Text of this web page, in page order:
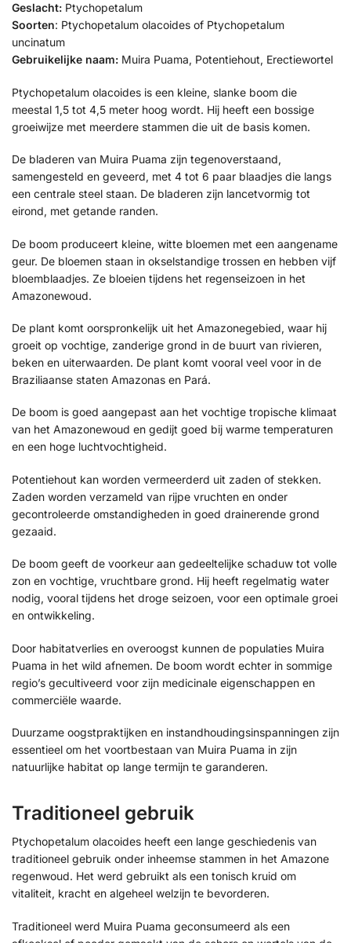
Geslacht: Ptychopetalum
Soorten: Ptychopetalum olacoides of Ptychopetalum
uncinatum
Gebruikelijke naam: Muira Puama, Potentiehout, Erectiewortel
Ptychopetalum olacoides is een kleine, slanke boom die
meestal 1,5 tot 4,5 meter hoog wordt. Hij heeft een bossige
groeiwijze met meerdere stammen die uit de basis komen.
De bladeren van Muira Puama zijn tegenoverstaand,
samengesteld en geveerd, met 4 tot 6 paar blaadjes die langs
een centrale steel staan. De bladeren zijn lancetvormig tot
eirond, met getande randen.
De boom produceert kleine, witte bloemen met een aangename
geur. De bloemen staan in okselstandige trossen en hebben vijf
bloemblaadjes. Ze bloeien tijdens het regenseizoen in het
Amazonewoud.
De plant komt oorspronkelijk uit het Amazonegebied, waar hij
groeit op vochtige, zanderige grond in de buurt van rivieren,
beken en uiterwaarden. De plant komt vooral veel voor in de
Braziliaanse staten Amazonas en Pará.
De boom is goed aangepast aan het vochtige tropische klimaat
van het Amazonewoud en gedijt goed bij warme temperaturen
en een hoge luchtvochtigheid.
Potentiehout kan worden vermeerderd uit zaden of stekken.
Zaden worden verzameld van rijpe vruchten en onder
gecontroleerde omstandigheden in goed drainerende grond
gezaaid.
De boom geeft de voorkeur aan gedeeltelijke schaduw tot volle
zon en vochtige, vruchtbare grond. Hij heeft regelmatig water
nodig, vooral tijdens het droge seizoen, voor een optimale groei
en ontwikkeling.
Door habitatverlies en overoogst kunnen de populaties Muira
Puama in het wild afnemen. De boom wordt echter in sommige
regio’s gecultiveerd voor zijn medicinale eigenschappen en
commerciële waarde.
Duurzame oogstpraktijken en instandhoudingsinspanningen zijn
essentieel om het voortbestaan van Muira Puama in zijn
natuurlijke habitat op lange termijn te garanderen.
Traditioneel gebruik
Ptychopetalum olacoides heeft een lange geschiedenis van
traditioneel gebruik onder inheemse stammen in het Amazone
regenwoud. Het werd gebruikt als een tonisch kruid om
vitaliteit, kracht en algeheel welzijn te bevorderen.
Traditioneel werd Muira Puama geconsumeerd als een